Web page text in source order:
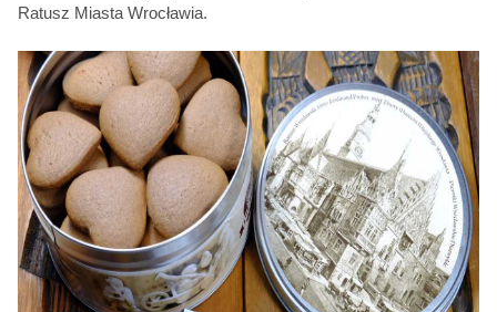
Ratusz Miasta Wrocławia.